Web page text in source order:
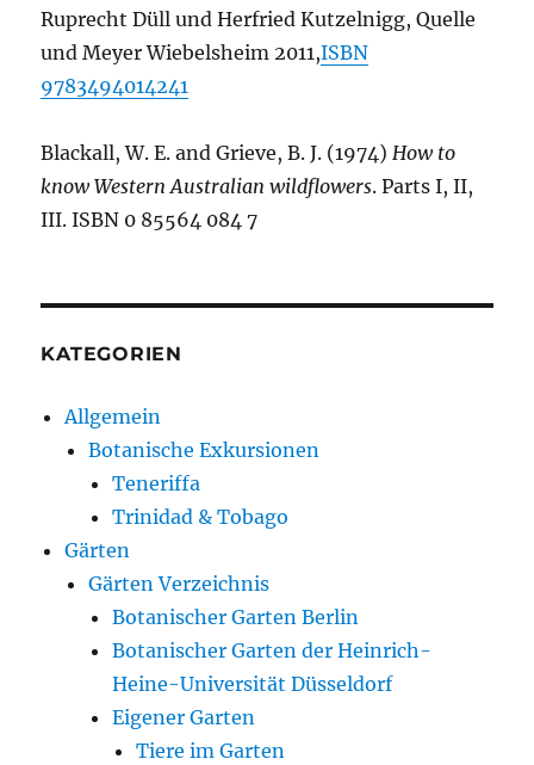
Ruprecht Düll und Herfried Kutzelnigg, Quelle
und Meyer Wiebelsheim 2011,ISBN
9783494014241
Blackall, W. E. and Grieve, B. J. (1974)How to
know Western Australian wildflowers. Parts I, II,
III. ISBN 0 85564 084 7
KATEGORIEN
Allgemein
Botanische Exkursionen
Teneriffa
Trinidad & Tobago
Gärten
Gärten Verzeichnis
Botanischer Garten Berlin
Botanischer Garten der Heinrich-
Heine-Universität Düsseldorf
Eigener Garten
Tiere im Garten